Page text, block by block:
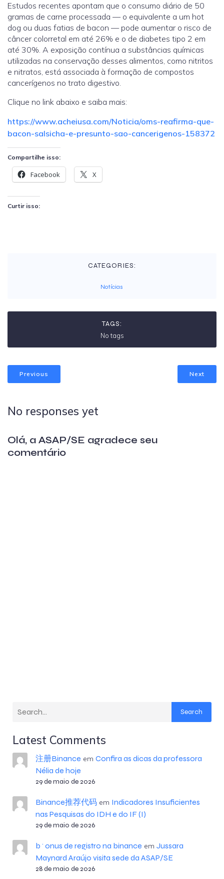
Estudos recentes apontam que o consumo diário de 50
gramas de carne processada — o equivalente a um hot
dog ou duas fatias de bacon — pode aumentar o risco de
câncer colorretal em até 26% e o de diabetes tipo 2 em
até 30%. A exposição contínua a substâncias químicas
utilizadas na conservação desses alimentos, como nitritos
e nitratos, está associada à formação de compostos
cancerígenos no trato digestivo.
Clique no link abaixo e saiba mais:
https://www.acheiusa.com/Noticia/oms-reafirma-que-
bacon-salsicha-e-presunto-sao-cancerigenos-158372
Compartilhe isso:
Facebook X
Curtir isso:
CATEGORIES:
Notícias
TAGS:
No tags
Previous Next
No responses yet
Olá, a ASAP/SE agradece seu
comentário
Search
Latest Comments
注册Binance em Confira as dicas da professora
Nélia de hoje
29 de maio de 2026
Binance推荐代码em Indicadores Insuficientes
nas Pesquisas do IDH e do IF (I)
29 de maio de 2026
b^onus de registro na binance em Jussara
Maynard Araújo visita sede da ASAP/SE
28 de maio de 2026